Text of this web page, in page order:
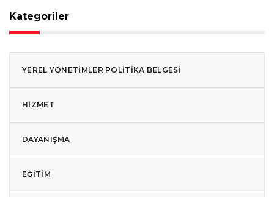
Kategoriler
YEREL YÖNETIMLER POLITIKA BELGESI
HIZMET
DAYANIŞMA
EĞITIM